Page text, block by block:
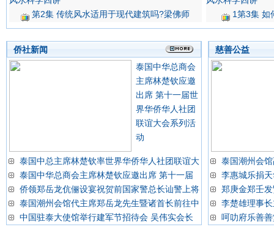
第2集 传统风水适用于现代建筑吗?梁佛师 1第3集 如
侨社新闻
泰国中华总商会
主席林楚钦应邀
出席 第十一届世
界华侨华人社团
联谊大会系列活
动
泰国中总主席林楚钦率世界华侨华人社团联谊大
泰国中华总商会主席林楚钦应邀出席 第十一届
侨领郑岳龙伉俪设宴祝贺前国家警总长讪警上将
泰国潮州会馆代主席郑岳龙先生暨诸首长前往中
中国驻泰大使馆举行建军节招待会 吴伟实会长
慈善公益
泰国潮州会
李惠城乐捐
郑庚金郑壬
李楚雄理事
呵叻府乐善